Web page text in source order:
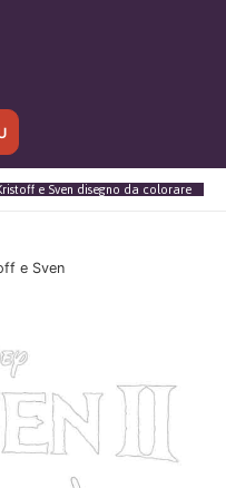
e Sven disegno da colorare
e Sven